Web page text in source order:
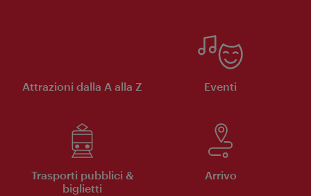
Attrazioni dalla A alla Z Eventi
Trasporti pubblici &
biglietti
Arrivo